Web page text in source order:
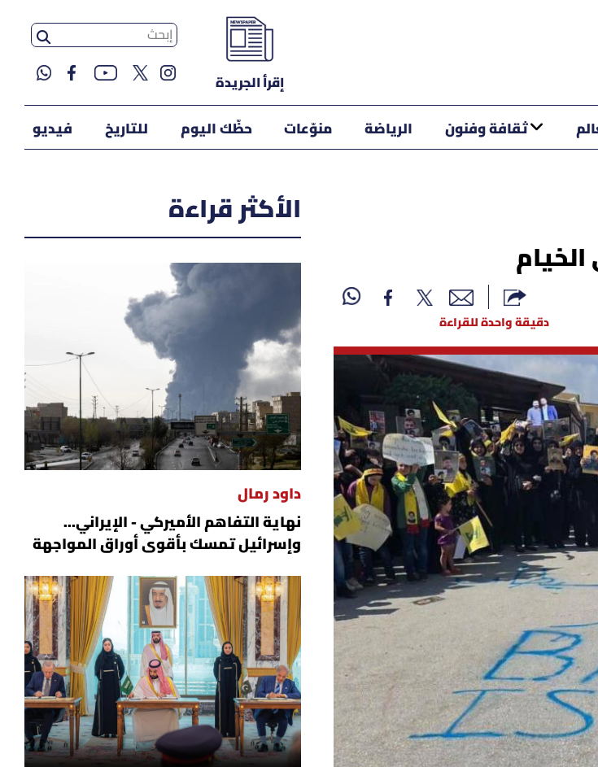
إقرأ الجريدة
ثقافة وفنون الرياضة منوّعات حظّك اليوم للتاريخ فيديو
دقيقة واحدة للقراءة
الأكثر قراءة
داود رمال
نهاية التفاهم الأميركي - الإيراني...
وإسرائيل تمسك بأقوى أوراق المواجهة